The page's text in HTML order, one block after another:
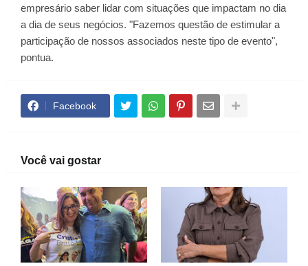
empresário saber lidar com situações que impactam no dia
a dia de seus negócios. "Fazemos questão de estimular a
participação de nossos associados neste tipo de evento",
pontua.
Facebook
Você vai gostar